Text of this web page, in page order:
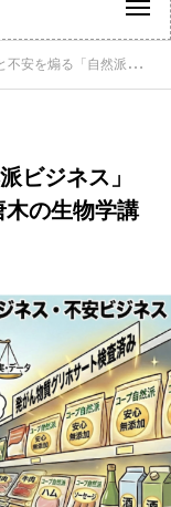
ジネス」の生物学【東大名誉教授 Dr. 唐木の生物学講義】
ビジネス」
の生物学講